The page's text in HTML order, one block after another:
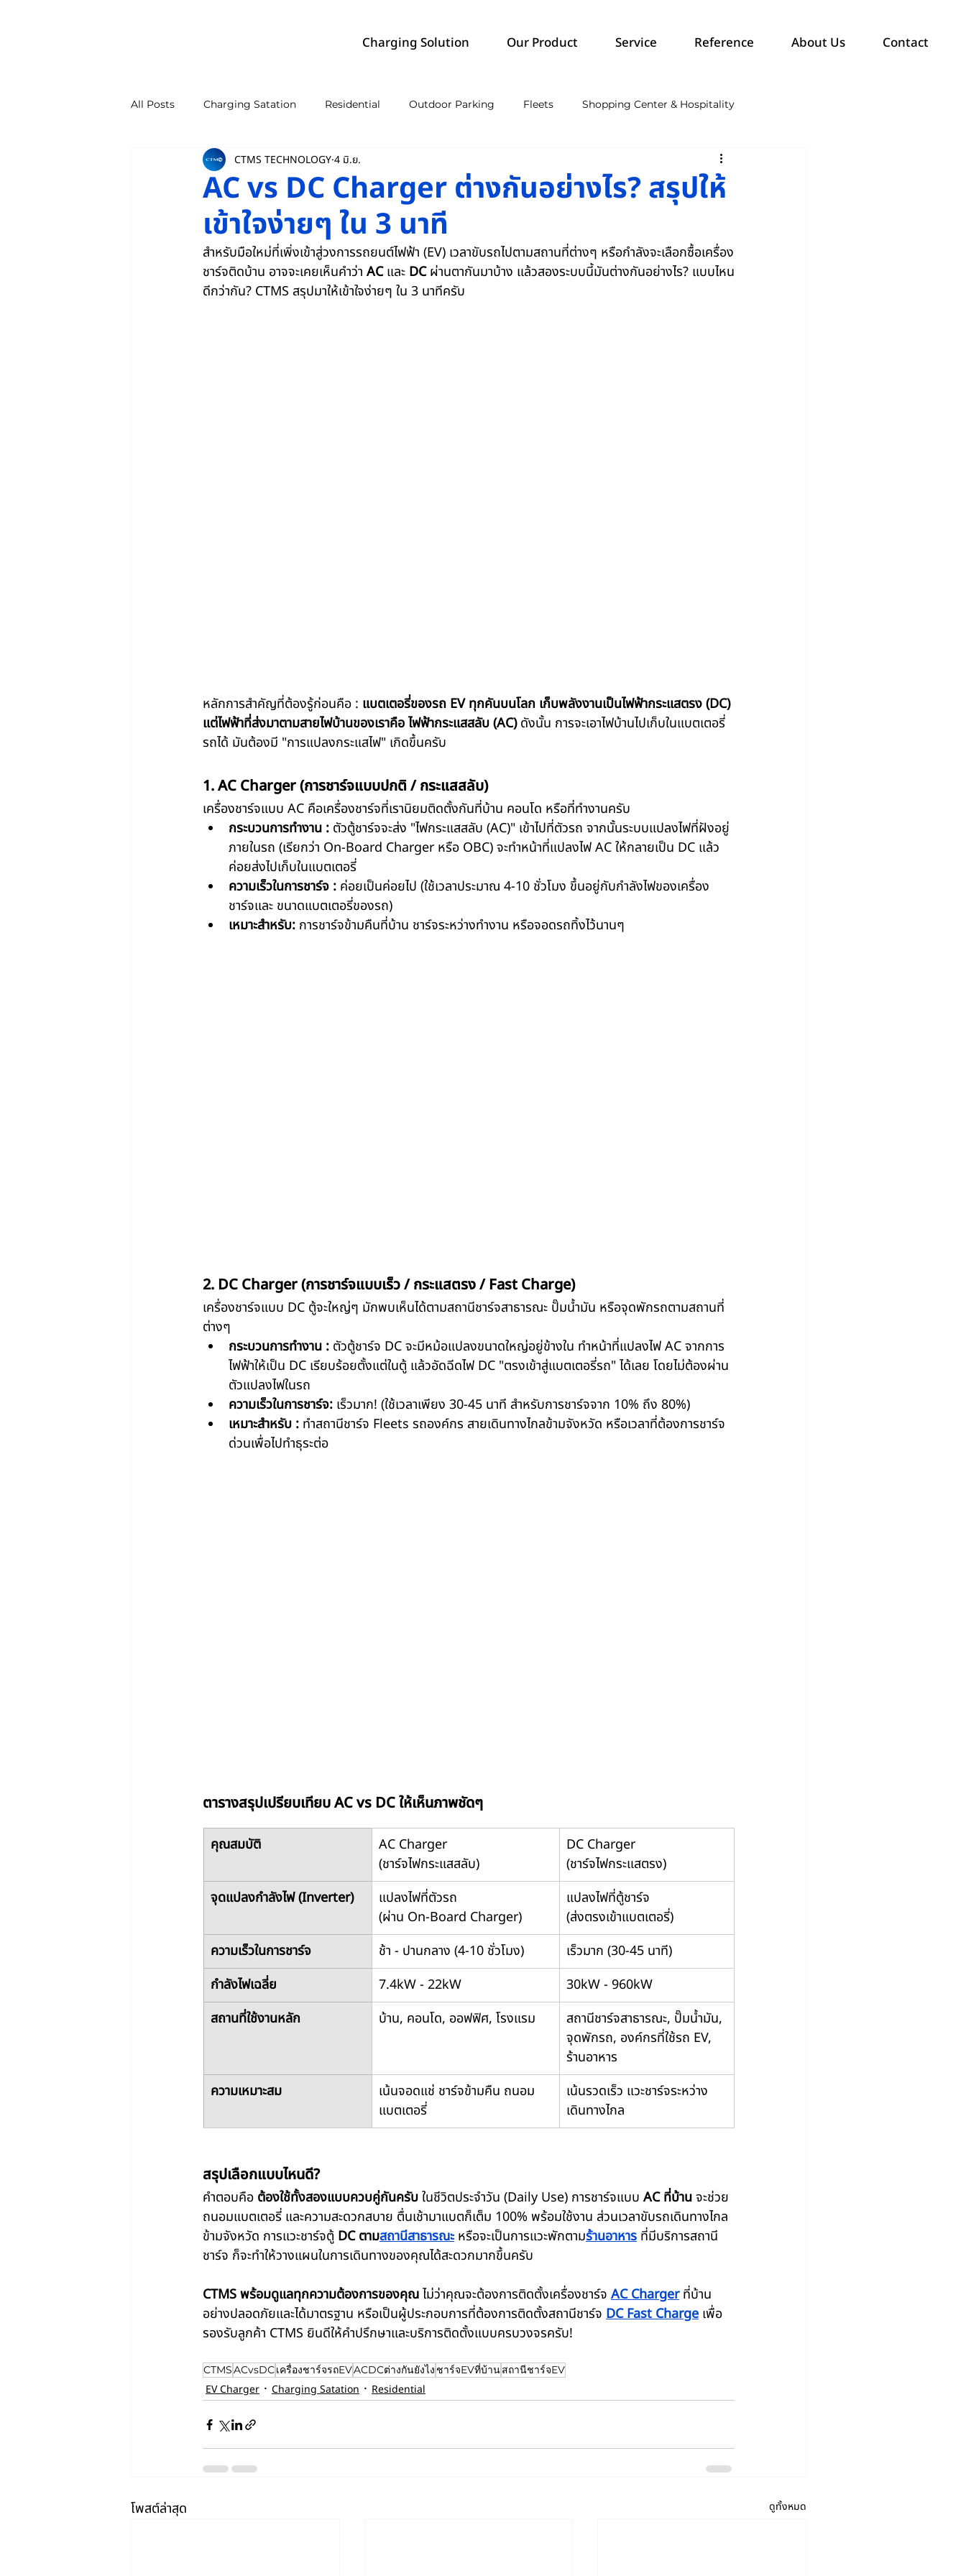
Charging Solution Our Product Service Reference About Us Contact
All Posts Charging Satation Residential Outdoor Parking Fleets Shopping Center & Hospitality
Commercial Building EV Charger
AC vs DC Charger ต่างกันอย่างไร? สรุปให้
เข้าใจง่ายๆ ใน 3 นาที
CTMS TECHNOLOGY4 มิ.ย.
สำหรับมือใหม่ที่เพิ่งเข้าสู่วงการรถยนต์ไฟฟ้า (EV) เวลาขับรถไปตามสถานที่ต่างๆ หรือกำลังจะเลือกซื้อเครื่อง
ชาร์จติดบ้าน อาจจะเคยเห็นคำว่า AC และ DC ผ่านตากันมาบ้าง แล้วสองระบบนี้มันต่างกันอย่างไร? แบบไหน
ดีกว่ากัน? CTMS สรุปมาให้เข้าใจง่ายๆ ใน 3 นาทีครับ
หลักการสำคัญที่ต้องรู้ก่อนคือ : แบตเตอรี่ของรถ EV ทุกคันบนโลก เก็บพลังงานเป็นไฟฟ้ากระแสตรง (DC)
แต่ไฟฟ้าที่ส่งมาตามสายไฟบ้านของเราคือ ไฟฟ้ากระแสสลับ (AC) ดังนั้น การจะเอาไฟบ้านไปเก็บในแบตเตอรี่
รถได้ มันต้องมี "การแปลงกระแสไฟ" เกิดขึ้นครับ
1. AC Charger (การชาร์จแบบปกติ / กระแสสลับ)
เครื่องชาร์จแบบ AC คือเครื่องชาร์จที่เรานิยมติดตั้งกันที่บ้าน คอนโด หรือที่ทำงานครับ
กระบวนการทำงาน : ตัวตู้ชาร์จจะส่ง "ไฟกระแสสลับ (AC)" เข้าไปที่ตัวรถ จากนั้นระบบแปลงไฟที่ฝังอยู่
ภายในรถ (เรียกว่า On-Board Charger หรือ OBC) จะทำหน้าที่แปลงไฟ AC ให้กลายเป็น DC แล้ว
ค่อยส่งไปเก็บในแบตเตอรี่
ความเร็วในการชาร์จ : ค่อยเป็นค่อยไป (ใช้เวลาประมาณ 4-10 ชั่วโมง ขึ้นอยู่กับกำลังไฟของเครื่อง
ชาร์จและ ขนาดแบตเตอรี่ของรถ)
เหมาะสำหรับ: การชาร์จข้ามคืนที่บ้าน ชาร์จระหว่างทำงาน หรือจอดรถทิ้งไว้นานๆ
2. DC Charger (การชาร์จแบบเร็ว / กระแสตรง / Fast Charge)
เครื่องชาร์จแบบ DC ตู้จะใหญ่ๆ มักพบเห็นได้ตามสถานีชาร์จสาธารณะ ปั๊มน้ำมัน หรือจุดพักรถตามสถานที่
ต่างๆ
กระบวนการทำงาน : ตัวตู้ชาร์จ DC จะมีหม้อแปลงขนาดใหญ่อยู่ข้างใน ทำหน้าที่แปลงไฟ AC จากการ
ไฟฟ้าให้เป็น DC เรียบร้อยตั้งแต่ในตู้ แล้วอัดฉีดไฟ DC "ตรงเข้าสู่แบตเตอรี่รถ" ได้เลย โดยไม่ต้องผ่าน
ตัวแปลงไฟในรถ
ความเร็วในการชาร์จ: เร็วมาก! (ใช้เวลาเพียง 30-45 นาที สำหรับการชาร์จจาก 10% ถึง 80%)
เหมาะสำหรับ : ทำสถานีชาร์จ Fleets รถองค์กร สายเดินทางไกลข้ามจังหวัด หรือเวลาที่ต้องการชาร์จ
ด่วนเพื่อไปทำธุระต่อ
ตารางสรุปเปรียบเทียบ AC vs DC ให้เห็นภาพชัดๆ
คุณสมบัติ
AC Charger
(ชาร์จไฟกระแสสลับ)
DC Charger
(ชาร์จไฟกระแสตรง)
จุดแปลงกำลังไฟ (Inverter)
แปลงไฟที่ตัวรถ
(ผ่าน On-Board Charger)
แปลงไฟที่ตู้ชาร์จ
(ส่งตรงเข้าแบตเตอรี่)
ความเร็วในการชาร์จ
ช้า - ปานกลาง (4-10 ชั่วโมง)
เร็วมาก (30-45 นาที)
กำลังไฟเฉลี่ย
7.4kW - 22kW
30kW - 960kW
สถานที่ใช้งานหลัก
บ้าน, คอนโด, ออฟฟิศ, โรงแรม
สถานีชาร์จสาธารณะ, ปั๊มน้ำมัน,
จุดพักรถ, องค์กรที่ใช้รถ EV,
ร้านอาหาร
ความเหมาะสม
เน้นจอดแช่ ชาร์จข้ามคืน ถนอม
แบตเตอรี่
เน้นรวดเร็ว แวะชาร์จระหว่าง
เดินทางไกล
สรุปเลือกแบบไหนดี?
คำตอบคือ ต้องใช้ทั้งสองแบบควบคู่กันครับ ในชีวิตประจำวัน (Daily Use) การชาร์จแบบ AC ที่บ้าน จะช่วย
ถนอมแบตเตอรี่ และความสะดวกสบาย ตื่นเช้ามาแบตก็เต็ม 100% พร้อมใช้งาน ส่วนเวลาขับรถเดินทางไกล
ข้ามจังหวัด การแวะชาร์จตู้ DC ตามสถานีสาธารณะ หรือจะเป็นการแวะพักตามร้านอาหาร ที่มีบริการสถานี
ชาร์จ ก็จะทำให้วางแผนในการเดินทางของคุณได้สะดวกมากขึ้นครับ
CTMS พร้อมดูแลทุกความต้องการของคุณ ไม่ว่าคุณจะต้องการติดตั้งเครื่องชาร์จ AC Charger ที่บ้าน
อย่างปลอดภัยและได้มาตรฐาน หรือเป็นผู้ประกอบการที่ต้องการติดตั้งสถานีชาร์จ DC Fast Charge เพื่อ
รองรับลูกค้า CTMS ยินดีให้คำปรึกษาและบริการติดตั้งแบบครบวงจรครับ!
CTMSACvsDCเครื่องชาร์จรถEVACDCต่างกันยังไง ชาร์จEVที่บ้านสถานีชาร์จEV
EV Charger Charging Satation Residential
โพสต์ล่าสุด ดูทั้งหมด